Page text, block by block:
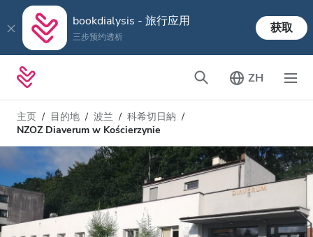
bookdialysis - 旅行应用
三步预约透析
获取
ZH
主页 目的地 波兰
科希切日納
NZOZ Diaverum w Kościerzynie